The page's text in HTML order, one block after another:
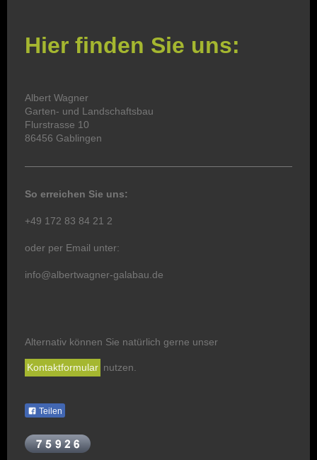
Hier finden Sie uns:
Albert Wagner
Garten- und Landschaftsbau
Flurstrasse 10
86456 Gablingen
So erreichen Sie uns:
+49 172 83 84 21 2
oder per Email unter:
info@albertwagner-galabau.de
Alternativ können Sie natürlich gerne unser
Kontaktformular nutzen.
Teilen